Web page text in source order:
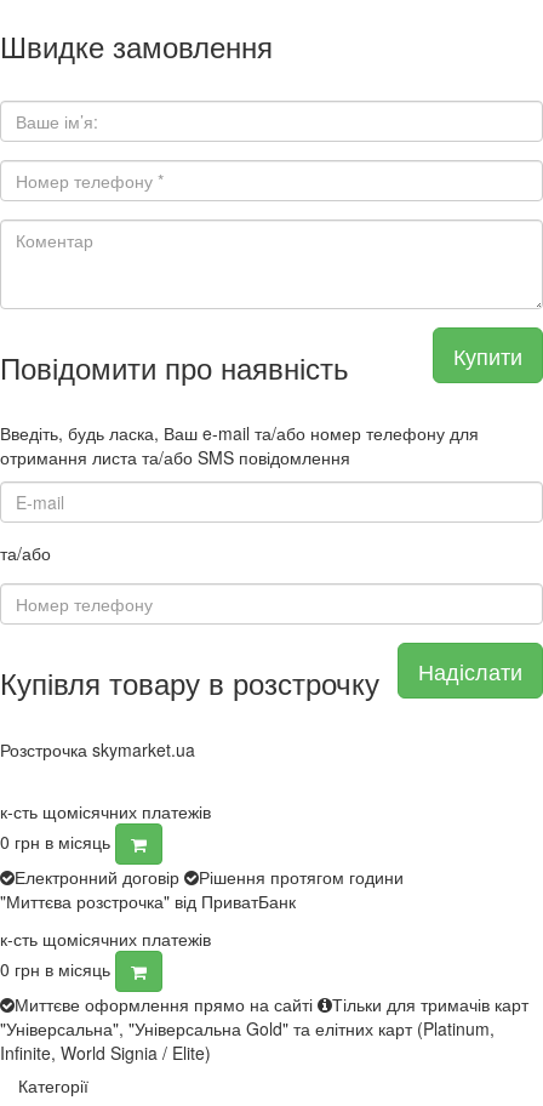
Швидке замовлення
Купити
Повідомити про наявність
Введіть, будь ласка, Ваш e-mail та/або номер телефону для
отримання листа та/або SMS повідомлення
та/або
Надіслати
Купівля товару в розстрочку
Розстрочка skymarket.ua
к-сть щомісячних платежів
0 грн в місяць
Електронний договір
Рішення протягом години
"Миттєва розстрочка" від ПриватБанк
к-сть щомісячних платежів
0 грн в місяць
Миттєве оформлення прямо на сайті
Тільки для тримачів карт
"Універсальна", "Універсальна Gold" та елітних карт (Platinum,
Infinite, World Signia / Elite)
Категорії